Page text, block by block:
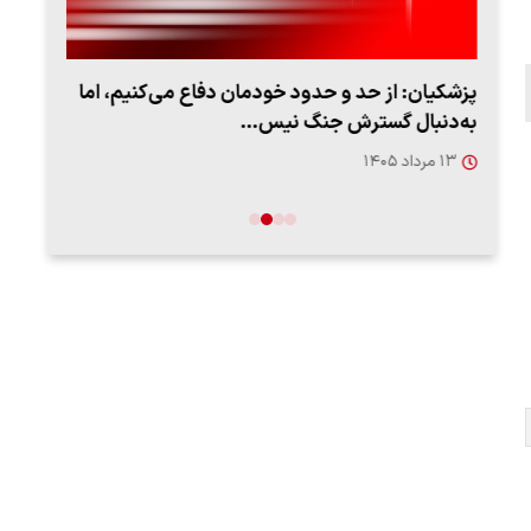
پزشکیان: از حد و حدود خودمان دفاع می‌کنیم، اما
به‌دنبال گسترش جنگ نیس…
۱۳ مرداد ۱۴۰۵